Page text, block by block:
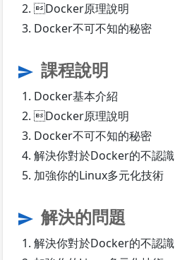
Docker原理說明
Docker不可不知的秘密
send 課程說明
Docker基本介紹
Docker原理說明
Docker不可不知的秘密
解決你對於Docker的不認識
加強你的Linux多元化技術
send 解決的問題
解決你對於Docker的不認識